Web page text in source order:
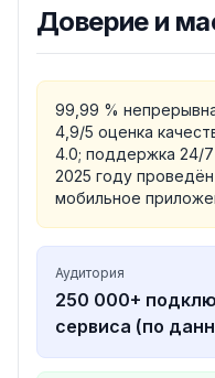
2019 — запуск
2022— приём
подписке,
2023 — подключение
маркированных
2025— ребрендинг
мобильного
14.01.2026— статус
5047063929/
115054, г. Москва,
Поддержка: 8 (800)
Доверие и
99,99 %
4,9/5 оценка
4.0; поддержка 24/
2025 году
мобильное
Аудитория
250 000+
сервиса (по